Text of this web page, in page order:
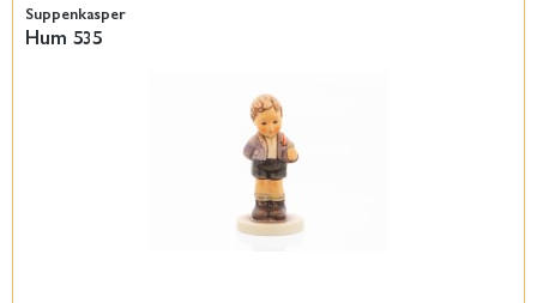
Suppenkasper
Hum 535